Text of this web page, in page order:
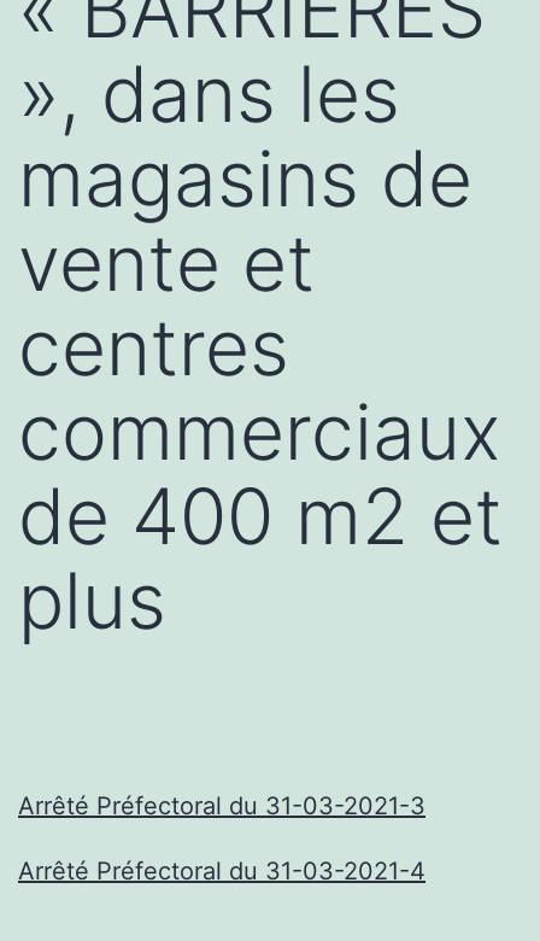
», dans les
magasins de
vente et
centres
commerciaux
de 400 m2 et
plus
Arrêté Préfectoral du 31-03-2021-3
Arrêté Préfectoral du 31-03-2021-4